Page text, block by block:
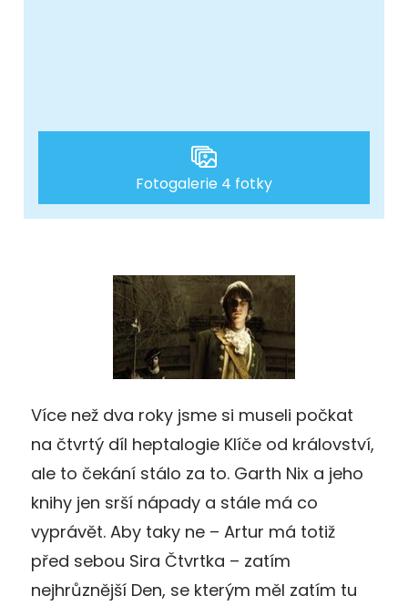
Fotogalerie 4 fotky
Více než dva roky jsme si museli počkat
na čtvrtý díl heptalogie Klíče od království,
ale to čekání stálo za to. Garth Nix a jeho
knihy jen srší nápady a stále má co
vyprávět. Aby taky ne – Artur má totiž
před sebou Sira Čtvrtka – zatím
nejhrůznější Den, se kterým měl zatím tu